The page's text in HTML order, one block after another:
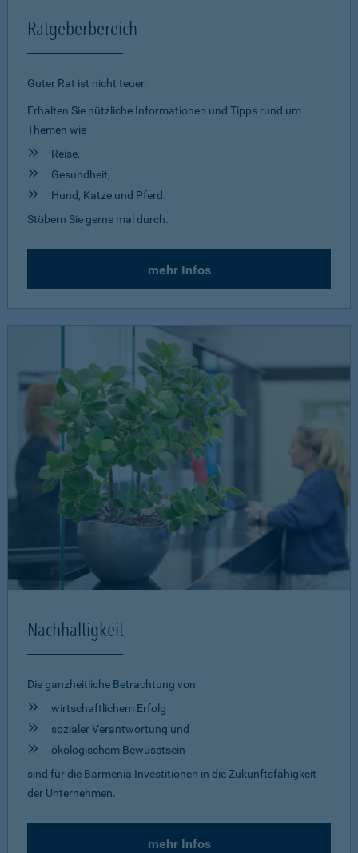
Ratgeberbereich
Guter Rat ist nicht teuer.
Erhalten Sie nützliche Informationen und Tipps rund um
Themen wie
Reise,
Gesundheit,
Hund, Katze und Pferd.
Stöbern Sie gerne mal durch.
mehr Infos
Nachhaltigkeit
Die ganzheitliche Betrachtung von
wirtschaftlichem Erfolg
sozialer Verantwortung und
ökologischem Bewusstsein
sind für die Barmenia Investitionen in die Zukunftsfähigkeit
der Unternehmen.
mehr Infos